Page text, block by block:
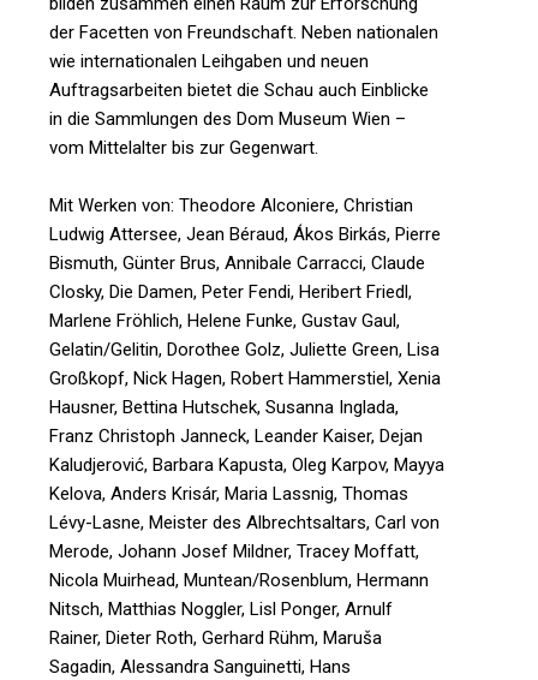
der Facetten von Freundschaft. Neben nationalen
wie internationalen Leihgaben und neuen
Auftragsarbeiten bietet die Schau auch Einblicke
in die Sammlungen des Dom Museum Wien –
vom Mittelalter bis zur Gegenwart.
Mit Werken von: Theodore Alconiere, Christian
Ludwig Attersee, Jean Béraud, Ákos Birkás, Pierre
Bismuth, Günter Brus, Annibale Carracci, Claude
Closky, Die Damen, Peter Fendi, Heribert Friedl,
Marlene Fröhlich, Helene Funke, Gustav Gaul,
Gelatin/Gelitin, Dorothee Golz, Juliette Green, Lisa
Großkopf, Nick Hagen, Robert Hammerstiel, Xenia
Hausner, Bettina Hutschek, Susanna Inglada,
Franz Christoph Janneck, Leander Kaiser, Dejan
Kaludjerović, Barbara Kapusta, Oleg Karpov, Mayya
Kelova, Anders Krisár, Maria Lassnig, Thomas
Lévy-Lasne, Meister des Albrechtsaltars, Carl von
Merode, Johann Josef Mildner, Tracey Moffatt,
Nicola Muirhead, Muntean/Rosenblum, Hermann
Nitsch, Matthias Noggler, Lisl Ponger, Arnulf
Rainer, Dieter Roth, Gerhard Rühm, Maruša
Sagadin, Alessandra Sanguinetti, Hans